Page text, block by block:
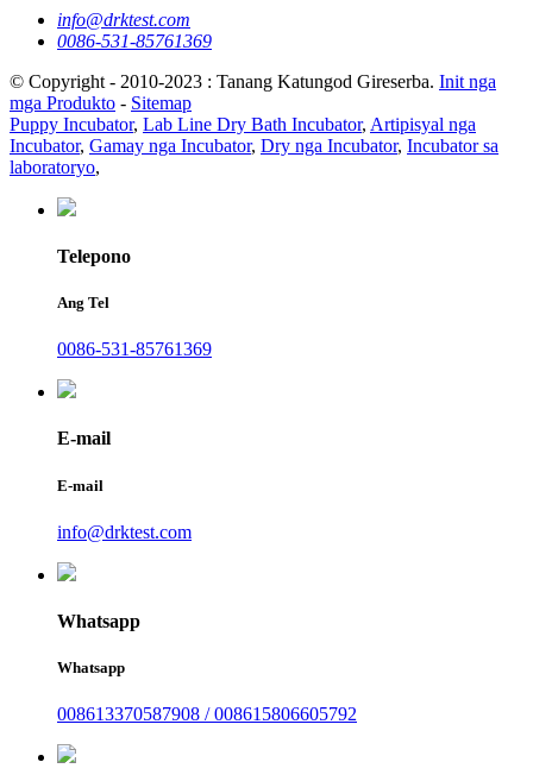
info@drktest.com
0086-531-85761369
© Copyright - 2010-2023 : Tanang Katungod Gireserba. Init nga
mga Produkto - Sitemap
Puppy Incubator, Lab Line Dry Bath Incubator, Artipisyal nga
Incubator, Gamay nga Incubator, Dry nga Incubator, Incubator sa
laboratoryo,
Telepono
Ang Tel
0086-531-85761369
E-mail
E-mail
info@drktest.com
Whatsapp
Whatsapp
008613370587908 / 008615806605792